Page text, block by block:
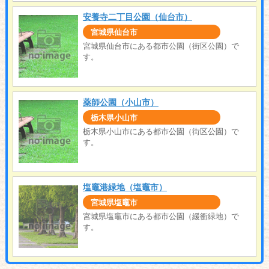
安養寺二丁目公園（仙台市）
宮城県仙台市
宮城県仙台市にある都市公園（街区公園）で
す。
薬師公園（小山市）
栃木県小山市
栃木県小山市にある都市公園（街区公園）で
す。
塩竈港緑地（塩竈市）
宮城県塩竈市
宮城県塩竈市にある都市公園（緩衝緑地）で
す。